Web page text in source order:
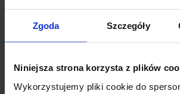
Zgoda Szczegóły
Niniejsza strona korzysta z plików
Wykorzystujemy pliki cookie do
Sieh dir die
Bildergalerie